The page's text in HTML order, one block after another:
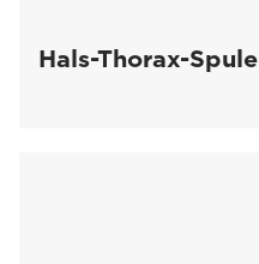
Hals-Thorax-Spule